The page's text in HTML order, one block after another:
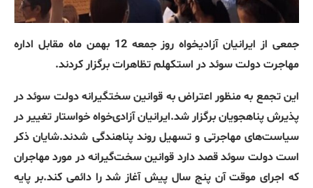
جمعی از ایرانیان آزادیخواه روز جمعه 12 بهمن ماه مقابل اداره
مهاجرت دولت سوئد در استکهلم تظاهرات برگزار کردند.
این تجمع به منظور اعتراض به قوانین سختگیرانه دولت سوئد در
پذیرش پناهجویان برگزار شد.ایرانیان آزادی‌خواه خواستار تغییر در
سیاست‌های مهاجرتی و تسهیل روند پناهندگی شدند.شایان ذکر
است دولت سوئد قصد دارد قوانین سخت‌گیرانه در مورد مهاجران
که اجرای موقت آن پنج سال پیش آغاز شد را دائمی کند.بر پایه